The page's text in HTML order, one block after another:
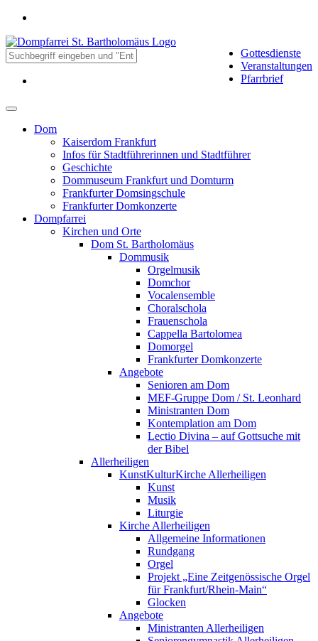
Gottesdienste
Veranstaltungen
Pfarrbrief
Dom
Kaiserdom Frankfurt
Infos für Stadtführerinnen und Stadtführer
Geschichte
Dommuseum Frankfurt und Domturm
Frankfurter Domsingschule
Frankfurter Domkonzerte
Dompfarrei
Kirchen und Orte
Dom St. Bartholomäus
Dommusik
Orgelmusik
Domchor
Vocalensemble
Choralschola
Frauenschola
Cappella Bartolomea
Domorgel
Frankfurter Domkonzerte
Angebote
Senioren am Dom
MEF-Gruppe Dom / St. Leonhard
Ministranten Dom
Kontemplation am Dom
Lectio Divina – auf Gottsuche mit
der Bibel
Allerheiligen
KunstKulturKirche Allerheiligen
Kunst
Musik
Liturgie
Kirche Allerheiligen
Allgemeine Informationen
Rundgang
Orgel
Projekt „Eine Zeitgenössische Orgel
für Frankfurt/Rhein-Main“
Glocken
Angebote
Ministranten Allerheiligen